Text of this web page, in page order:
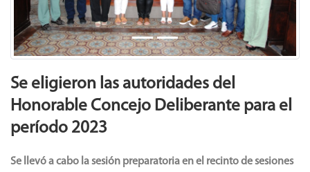
Se eligieron las autoridades del
Honorable Concejo Deliberante para el
período 2023
Se llevó a cabo la sesión preparatoria en el recinto de sesiones